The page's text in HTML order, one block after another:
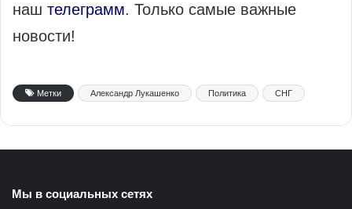
наш телеграмм. Только самые важные
новости!
Метки Александр Лукашенко Политика СНГ
Мы в социальных сетях